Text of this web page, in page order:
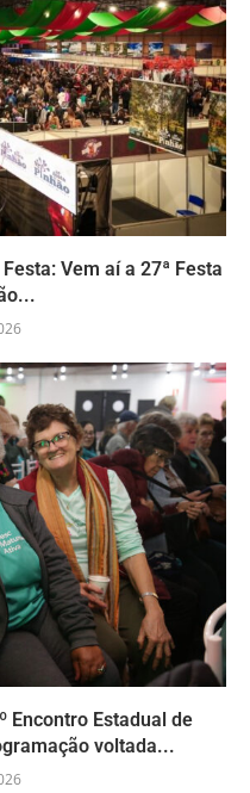
Vem aí a 27ª Festa
Encontro Estadual de
voltada...